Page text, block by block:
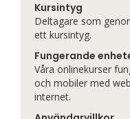
Kursintyg
Deltagare som
ett kursintyg.
Fungerande
Våra onlinekurser
och mobiler med
internet.